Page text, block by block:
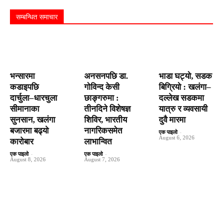
सम्बन्धित समाचार
भन्सारमा
कडाइपछि
दार्चुला–धारचुला
सीमानाका
सुनसान, खलंगा
बजारमा बढ्यो
कारोबार
एक पाइलो -
August 8, 2026
अनसनपछि डा.
गोविन्द केसी
छाङ्गरुमा :
तीनदिने विशेषज्ञ
शिविर, भारतीय
नागरिकसमेत
लाभान्वित
एक पाइलो -
August 7, 2026
भाडा घट्यो, सडक
बिग्रियो : खलंगा–
दल्लेख सडकमा
यात्रु र व्यवसायी
दुवै मारमा
एक पाइलो -
August 6, 2026